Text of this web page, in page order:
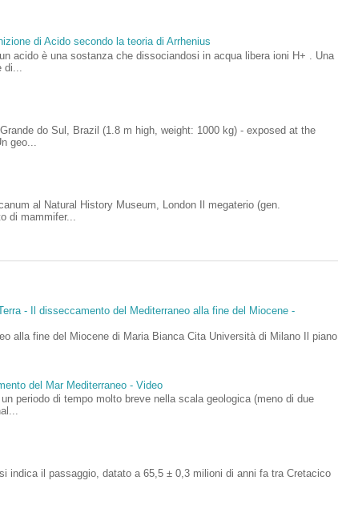
di Acido secondo la teoria di Arrhenius
acido è una sostanza che dissociandosi in acqua libera ioni H+ . Una
do Sul, Brazil (1.8 m high, weight: 1000 kg) - exposed at the
geo...
al Natural History Museum, London Il megaterio (gen.
di mammifer...
- Il disseccamento del Mediterraneo alla fine del Miocene -
alla fine del Miocene di Maria Bianca Cita Università di Milano Il piano
del Mar Mediterraneo - Video
un periodo di tempo molto breve nella scala geologica (meno di due
indica il passaggio, datato a 65,5 ± 0,3 milioni di anni fa tra Cretacico